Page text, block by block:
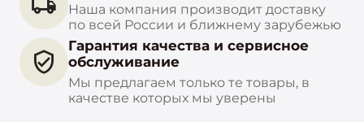
Наша компания производит доставку
по всей России и ближнему зарубежью
Гарантия качества и сервисное
обслуживание
Мы предлагаем только те товары, в
качестве которых мы уверены